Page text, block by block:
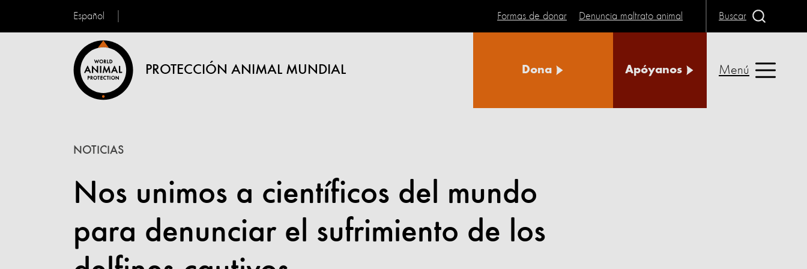
Español
PROTECCIÓN ANIMAL MUNDIAL
Formas de donar Denuncia maltrato animal Buscar
Dona Apóyanos Menú
Nos unimos a científicos del mundo
para denunciar el sufrimiento de los
NOTICIAS